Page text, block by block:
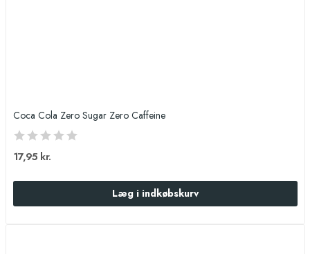
Coca Cola Zero Sugar Zero Caffeine
17,95 kr.
Læg i indkøbskurv